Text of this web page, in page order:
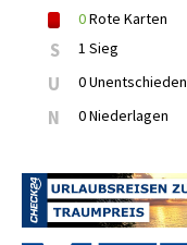
0Rote Karten
S 1 Sieg
U 0 Unentschieden
N 0 Niederlagen